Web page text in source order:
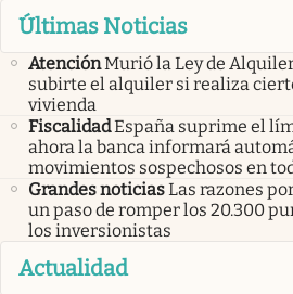
Últimas Noticias
AtenciónMurió la Ley de
subirte el alquiler si realiza
vivienda
FiscalidadEspaña suprime el
ahora la banca informará
movimientos sospechosos en
Grandes noticiasLas razones
un paso de romper los 20.300
los inversionistas
Actualidad